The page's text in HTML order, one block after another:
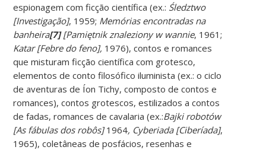
espionagem com ficção científica (ex.: Śledztwo
[Investigação], 1959; Memórias encontradas na
banheira[7][Pamiętnik znaleziony w wannie, 1961;
Katar [Febre do feno], 1976), contos e romances
que misturam ficção científica com grotesco,
elementos de conto filosófico iluminista (ex.: o ciclo
de aventuras de Íon Tichy, composto de contos e
romances), contos grotescos, estilizados a contos
de fadas, romances de cavalaria (ex.:Bajki robotów
[As fábulas dos robôs]1964, Cyberiada [Ciberíada],
1965), coletâneas de posfácios, resenhas e